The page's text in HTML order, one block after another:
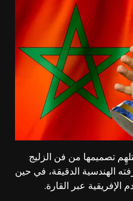
تصميمها من فن الزليج
الهندسية الدقيقة، في حين
عبر القارة.